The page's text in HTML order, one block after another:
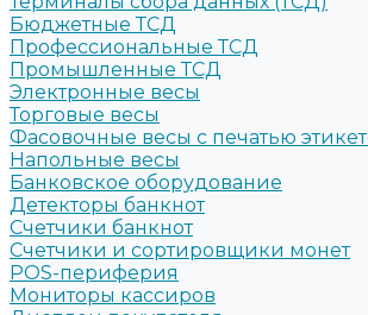
Бюджетные ТСД
Профессиональные ТСД
Промышленные ТСД
Электронные весы
Торговые весы
Фасовочные весы с печатью
Напольные весы
Банковское оборудование
Детекторы банкнот
Счетчики банкнот
Счетчики и сортировщики монет
POS-периферия
Мониторы кассиров